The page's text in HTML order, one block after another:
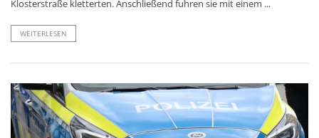
Klosterstraße kletterten. Anschließend fuhren sie mit einem ...
WEITERLESEN